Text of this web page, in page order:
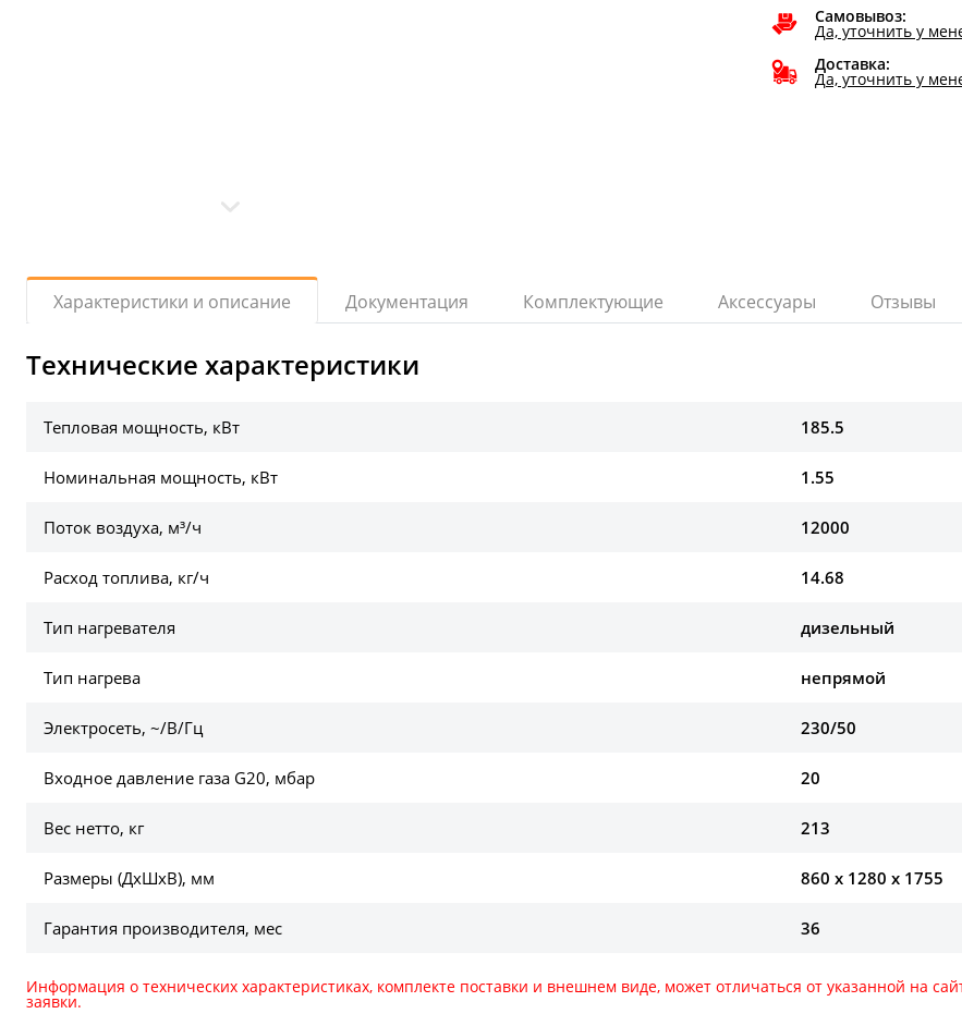
Самовывоз:
Да, уточнить у
Доставка:
Да, уточнить у
Характеристики и описание Документация Комплектующие Аксессуары Отзывы
Технические характеристики
Тепловая мощность, кВт 185.5
Номинальная мощность, кВт 1.55
Поток воздуха, м³/ч 12000
Расход топлива, кг/ч 14.68
Тип нагревателя дизельный
Тип нагрева непрямой
Электросеть, ~/В/Гц 230/50
Входное давление газа G20, мбар 20
Вес нетто, кг 213
Размеры (ДхШхВ), мм 860 x 1280 x 1755
Гарантия производителя, мес 36
Информация о технических характеристиках, комплекте поставки и внешнем виде, может отличаться от указанной на
заявки.